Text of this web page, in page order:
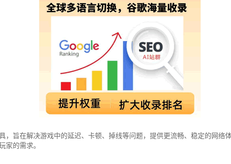
旨在解决游戏中的延迟、卡顿、掉线等问题，提供更流畅、稳定的网络
家的需求。